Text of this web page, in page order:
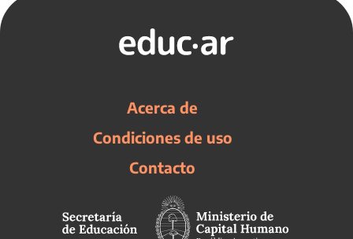
Acerca de
Condiciones de uso
Contacto